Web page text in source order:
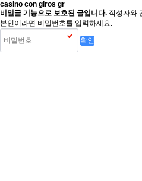
casino con giros gr
비밀글 기능으로 보호된 글입니다. 작성자와
본인이라면 비밀번호를 입력하세요.